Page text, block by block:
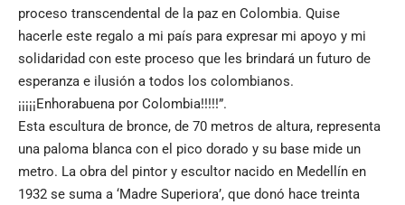
proceso transcendental de la paz en Colombia. Quise
hacerle este regalo a mi país para expresar mi apoyo y mi
solidaridad con este proceso que les brindará un futuro de
esperanza e ilusión a todos los colombianos.
¡¡¡¡¡Enhorabuena por Colombia!!!!!”.
Esta escultura de bronce, de 70 metros de altura, representa
una paloma blanca con el pico dorado y su base mide un
metro. La obra del pintor y escultor nacido en Medellín en
1932 se suma a ‘Madre Superiora’, que donó hace treinta